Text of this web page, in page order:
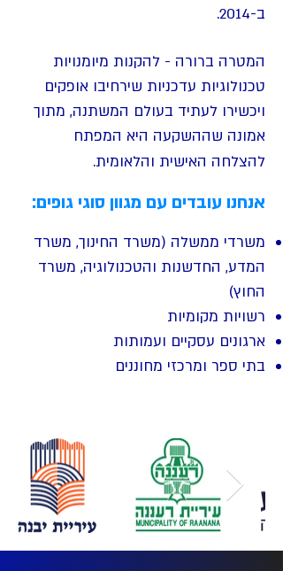
ב-2014.
המטרה ברורה - להקנות מיומנויות
טכנולוגיות עדכניות שירחיבו אופקים
ויכשירו לעתיד בעולם המשתנה, מתוך
אמונה שההשקעה היא המפתח
להצלחה האישית והלאומית.​
אנחנו עובדים עם מגוון סוגי גופים:
משרדי ממשלה (משרד החינוך, משרד
המדע, החדשנות והטכנולוגיה, משרד
החוץ)
רשויות מקומיות
ארגונים עסקיים ועמותות
בתי ספר ומרכזי מחוננים